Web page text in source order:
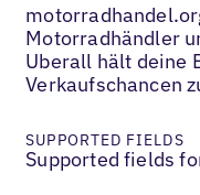
Motorradhändler
Uberall hält deine
Verkaufschancen
SUPPORTED FIELDS
Supported fields